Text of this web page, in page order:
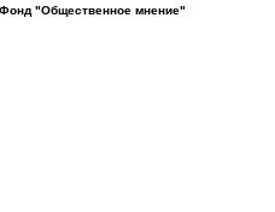
"Общественное мнение"